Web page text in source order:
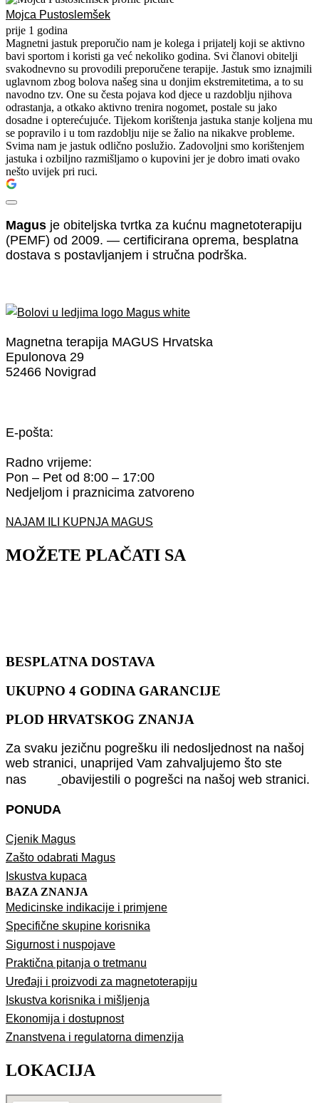
Mojca Pustoslemšek
prije 1 godina
Magnetni jastuk preporučio nam je kolega i prijatelj koji se aktivno
bavi sportom i koristi ga već nekoliko godina. Svi članovi obitelji
svakodnevno su provodili preporučene terapije. Jastuk smo iznajmili
uglavnom zbog bolova našeg sina u donjim ekstremitetima, a to su
navodno tzv. One su česta pojava kod djece u razdoblju njihova
odrastanja, a otkako aktivno trenira nogomet, postale su jako
dosadne i opterećujuće. Tijekom korištenja jastuka stanje koljena mu
se popravilo i u tom razdoblju nije se žalio na nikakve probleme.
Svima nam je jastuk odlično poslužio. Zadovoljni smo korištenjem
jastuka i ozbiljno razmišljamo o kupovini jer je dobro imati ovako
nešto uvijek pri ruci.
Magus je obiteljska tvrtka za kućnu magnetoterapiju
(PEMF) od 2009. — certificirana oprema, besplatna
dostava s postavljanjem i stručna podrška.
Magnetna terapija MAGUS Hrvatska
Epulonova 29
52466 Novigrad
E-pošta:
Radno vrijeme:
Pon – Pet od 8:00 – 17:00
Nedjeljom i praznicima zatvoreno
NAJAM ILI KUPNJA MAGUS
MOŽETE PLAČATI SA
BESPLATNA DOSTAVA
UKUPNO 4 GODINA GARANCIJE
PLOD HRVATSKOG ZNANJA
Za svaku jezičnu pogrešku ili nedosljednost na našoj
web stranici, unaprijed Vam zahvaljujemo što ste
nas
obavijestili o pogrešci na našoj web stranici.
PONUDA
Cjenik Magus
Zašto odabrati Magus
Iskustva kupaca
BAZA ZNANJA
Medicinske indikacije i primjene
Specifične skupine korisnika
Sigurnost i nuspojave
Praktična pitanja o tretmanu
Uređaji i proizvodi za magnetoterapiju
Iskustva korisnika i mišljenja
Ekonomija i dostupnost
Znanstvena i regulatorna dimenzija
LOKACIJA